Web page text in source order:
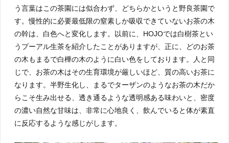
う言葉はこの茶園には似合わず、どちらかというと野良茶園で
す。慢性的に必要最低限の窒素しか吸収できていないお茶の木
の幹は、白色へと変化します。以前に、HOJOでは白樹茶とい
うプーアル生茶を紹介したことがありますが、正に、どのお茶
の木もまるで白樺の木のように白い色をしております。人と同
じで、お茶の木はその生育環境が厳しいほど、質の高いお茶に
なります。半野生化し、まるでターザンのようなお茶の木だか
らこそ生み出せる、透き通るような透明感ある味わいと、密度
の濃い自然な甘味は、非常に心地良く、飲んでいると体が素直
に反応するような感じがします。